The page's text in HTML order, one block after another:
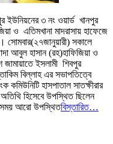
ইউনিয়নের ৩ নং ওয়ার্ড খানপুর
ও এতিমখানা মাদরাসায় হাফেজে
সকালে
আবুল হাসান (রহ)হাফিজিয়া ও
জামায়াতে ইসলামী শিবপুর
বিল্লাহ এর সভাপতিত্বে
কমিউনিটি হাসপাতাল সাতক্ষীরার
হিসেবে উপস্থিত ছিলেন
এসময় আরো উপস্থিতবিস্তারিত…